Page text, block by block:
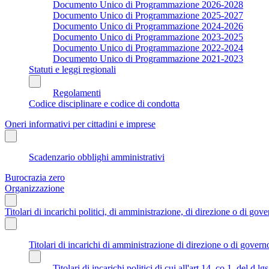
Documento Unico di Programmazione 2026-2028
Documento Unico di Programmazione 2025-2027
Documento Unico di Programmazione 2024-2026
Documento Unico di Programmazione 2023-2025
Documento Unico di Programmazione 2022-2024
Documento Unico di Programmazione 2021-2023
Statuti e leggi regionali
Regolamenti
Codice disciplinare e codice di condotta
Oneri informativi per cittadini e imprese
Scadenzario obblighi amministrativi
Burocrazia zero
Organizzazione
Titolari di incarichi politici, di amministrazione, di direzione o di
Titolari di incarichi di amministrazione di direzione o di